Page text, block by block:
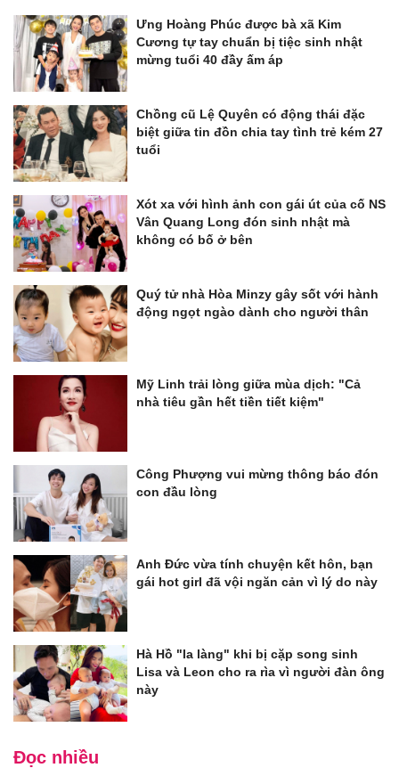
Ưng Hoàng Phúc được bà xã Kim
Cương tự tay chuẩn bị tiệc sinh nhật
mừng tuổi 40 đầy ấm áp
Chồng cũ Lệ Quyên có động thái đặc
biệt giữa tin đồn chia tay tình trẻ kém 27
tuổi
Xót xa với hình ảnh con gái út của cố NS
Vân Quang Long đón sinh nhật mà
không có bố ở bên
Quý tử nhà Hòa Minzy gây sốt với hành
động ngọt ngào dành cho người thân
Mỹ Linh trải lòng giữa mùa dịch: "Cả
nhà tiêu gần hết tiền tiết kiệm"
Công Phượng vui mừng thông báo đón
con đầu lòng
Anh Đức vừa tính chuyện kết hôn, bạn
gái hot girl đã vội ngăn cản vì lý do này
Hà Hồ "la làng" khi bị cặp song sinh
Lisa và Leon cho ra rìa vì người đàn ông
này
Đọc nhiều